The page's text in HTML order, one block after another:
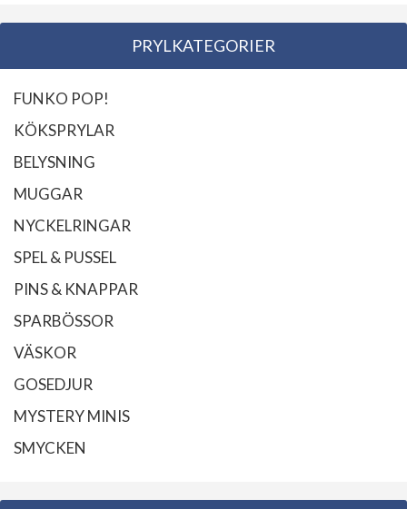
PRYLKATEGORIER
FUNKO POP!
KÖKSPRYLAR
BELYSNING
MUGGAR
NYCKELRINGAR
SPEL & PUSSEL
PINS & KNAPPAR
SPARBÖSSOR
VÄSKOR
GOSEDJUR
MYSTERY MINIS
SMYCKEN